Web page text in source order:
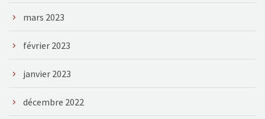
mars 2023
février 2023
janvier 2023
décembre 2022